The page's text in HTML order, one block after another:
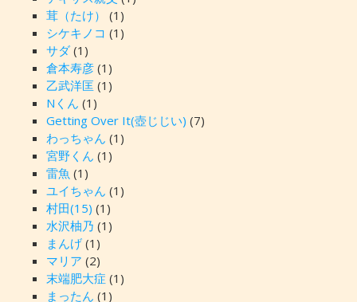
茸（たけ）
(1)
シケキノコ (1)
サダ(1)
倉本寿彦(1)
乙武洋匡 (1)
Nくん (1)
Getting Over It(壺じじい) (7)
わっちゃん (1)
宮野くん (1)
雷魚 (1)
ユイちゃん (1)
村田(15) (1)
水沢柚乃 (1)
まんげ(1)
マリア (2)
末端肥大症 (1)
まったん (1)